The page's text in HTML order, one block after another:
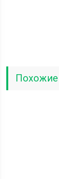
Похожие